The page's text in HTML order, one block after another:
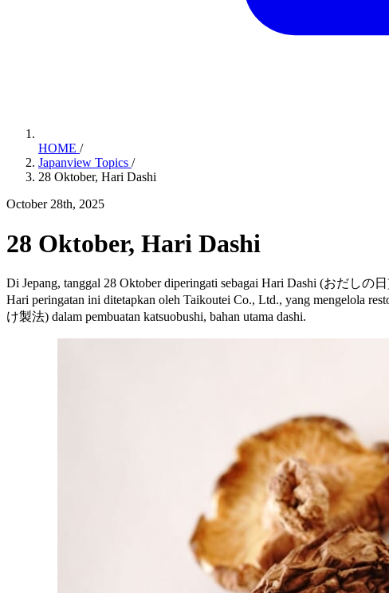
HOME /
Japanview Topics /
28 Oktober, Hari Dashi
October 28th, 2025
28 Oktober, Hari Dashi
Di Jepang, tanggal 28 Oktober diperingati sebagai Hari Dashi (おだしの日
Hari peringatan ini ditetapkan oleh Taikoutei Co., Ltd., yang mengelola
け製法) dalam pembuatan katsuobushi, bahan utama dashi.